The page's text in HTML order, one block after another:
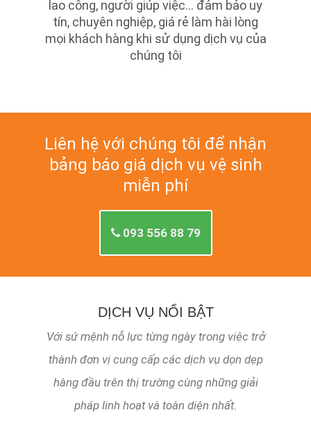
lao công, người giúp việc… đảm bảo uy
tín, chuyên nghiệp, giá rẻ làm hài lòng
mọi khách hàng khi sử dụng dịch vụ của
chúng tôi
Liên hệ với chúng tôi để nhận
bảng báo giá dịch vụ vệ sinh
miễn phí
093 556 88 79
DỊCH VỤ NỔI BẬT
Với sứ mệnh nỗ lực từng ngày trong việc trở
thành đơn vị cung cấp các dịch vụ dọn dẹp
hàng đầu trên thị trường cùng những giải
pháp linh hoạt và toàn diện nhất.